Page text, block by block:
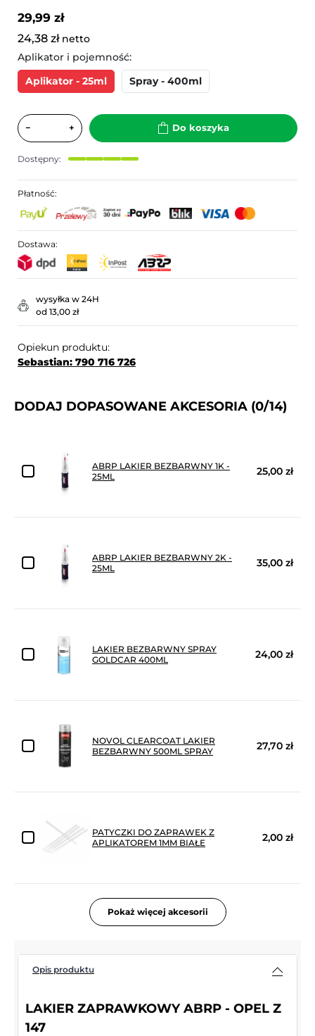
29,99 zł
24,38 zł netto
Aplikator i pojemność:
Aplikator - 25ml
Spray - 400ml
− + Do koszyka
Dostępny:
Płatność:
Dostawa:
wysyłka w 24H
od 13,00 zł
Opiekun produktu:
Sebastian: 790 716 726
DODAJ DOPASOWANE AKCESORIA (0/14)
ABRP LAKIER BEZBARWNY 1K -
25ML
25,00 zł
ABRP LAKIER BEZBARWNY 2K -
25ML
35,00 zł
LAKIER BEZBARWNY SPRAY
GOLDCAR 400ML
24,00 zł
NOVOL CLEARCOAT LAKIER
BEZBARWNY 500ML SPRAY
27,70 zł
PATYCZKI DO ZAPRAWEK Z
APLIKATOREM 1MM BIAŁE
2,00 zł
Pokaż więcej akcesorii
Opis produktu
LAKIER ZAPRAWKOWY ABRP - OPEL Z
147